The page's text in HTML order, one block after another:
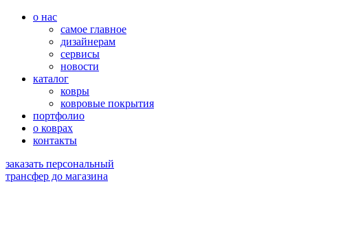
о нас
самое главное
дизайнерам
сервисы
новости
каталог
ковры
ковровые покрытия
портфолио
о коврах
контакты
заказать персональный
трансфер до магазина